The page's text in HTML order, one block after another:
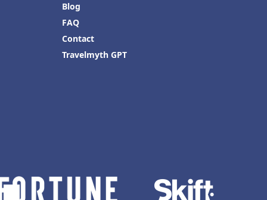
Blog
FAQ
Contact
Travelmyth GPT